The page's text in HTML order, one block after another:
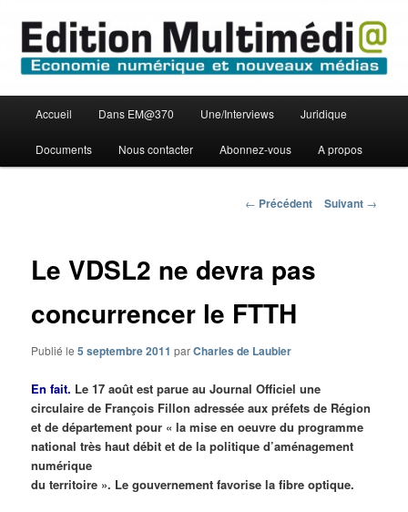
contenu
principalEdition Multimédi@
principal
Accueil Dans EM@370 Une/Interviews Juridique
Documents Nous contacter Abonnez-vous A propos
Navigation
← Précédent Suivant →
Le VDSL2 ne devra pas
concurrencer le FTTH
Publié le5 septembre 2011 parCharles de Laubier
En fait. Le 17 août est parue au Journal Officiel une
circulaire de François Fillon adressée aux préfets de Région
et de département pour « la mise en oeuvre du programme
national très haut débit et de la politique d’aménagement
numérique
du territoire ». Le gouvernement favorise la fibre optique.